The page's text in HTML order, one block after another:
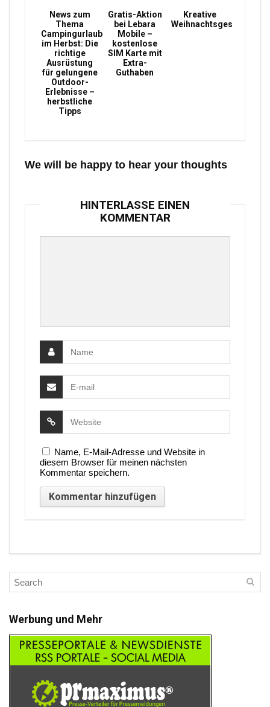
News zum
Thema
Campingurlaub
im Herbst: Die
richtige
Ausrüstung
für gelungene
Outdoor-
Erlebnisse –
herbstliche
Tipps
Gratis-Aktion
bei Lebara
Mobile –
kostenlose
SIM Karte mit
Extra-
Guthaben
Kreative
Weihnachtsgeschenke
We will be happy to hear your thoughts
HINTERLASSE EINEN
KOMMENTAR
Name, E-Mail-Adresse und Website in
diesem Browser für meinen nächsten
Kommentar speichern.
Werbung und Mehr